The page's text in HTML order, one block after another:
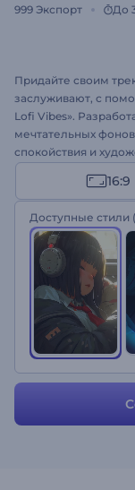
999 Экспорт До
Придайте своим
заслуживают, с
Lofi Vibes».
мечтательных
спокойствия и
Персонализируйте
исполнителя, и
платформах, чтобы
Нежные цвета и
каждого
16:9
Доступные стили